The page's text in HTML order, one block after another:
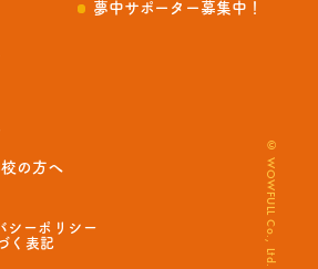
の方へ
夢中サポーター募集中！
シーポリシー
く表記
© WOWFULL Co., Ltd.